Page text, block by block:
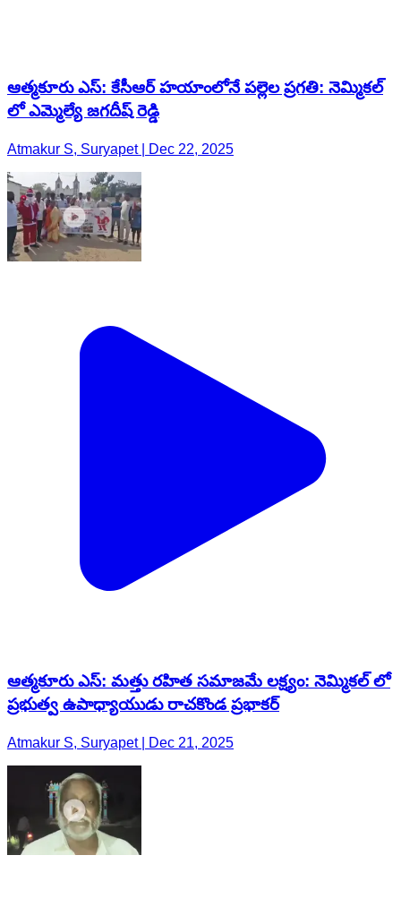
ఆత్మకూరు ఎస్: కేసీఆర్ హయాంలోనే పల్లెల ప్రగతి: నెమ్మికల్
లో ఎమ్మెల్యే జగదీష్ రెడ్డి
Atmakur S, Suryapet | Dec 22, 2025
ఆత్మకూరు ఎస్: మత్తు రహిత సమాజమే లక్ష్యం: నెమ్మికల్ లో
ప్రభుత్వ ఉపాధ్యాయుడు రాచకొండ ప్రభాకర్
Atmakur S, Suryapet | Dec 21, 2025